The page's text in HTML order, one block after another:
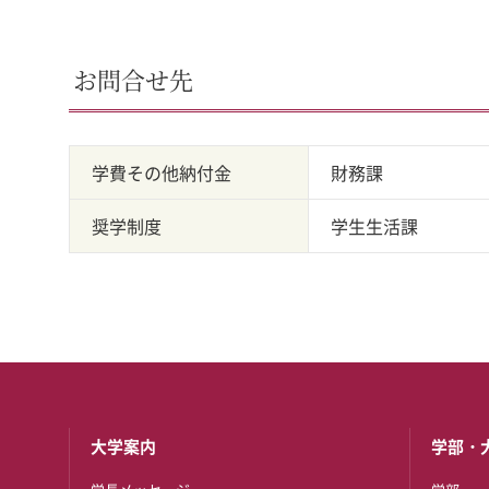
お問合せ先
学費その他納付金 財務課
奨学制度 学生生活課
大学案内 学部・